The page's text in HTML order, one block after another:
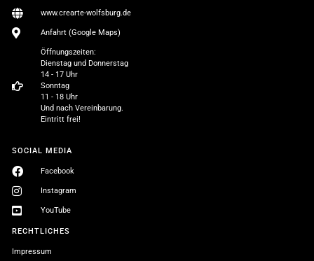
SOCIAL MEDIA
Facebook
Instagram
YouTube
RECHTLICHES
Impressum
www.crearte-wolfsburg.de
Anfahrt (Google Maps)
Öffnungszeiten:
Dienstag und Donnerstag
14 - 17 Uhr
Sonntag
11 - 18 Uhr
Und nach Vereinbarung.
Eintritt frei!